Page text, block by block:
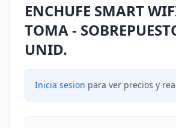
ENCHUFE SMART
TOMA -
UNID.
Inicia sesion para ver precios y